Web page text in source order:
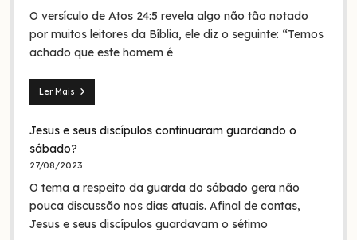
era
em
nome
O versículo de Atos 24:5 revela algo não tão notado
por muitos leitores da Bíblia, ele diz o seguinte: “Temos
achado que este homem é
Ler Mais
Seita
nazarenos:
quem
foram
na
Bíblia
Jesus e seus discípulos continuaram guardando o
sábado?
27/08/2023
O tema a respeito da guarda do sábado gera não
pouca discussão nos dias atuais. Afinal de contas,
Jesus e seus discípulos guardavam o sétimo